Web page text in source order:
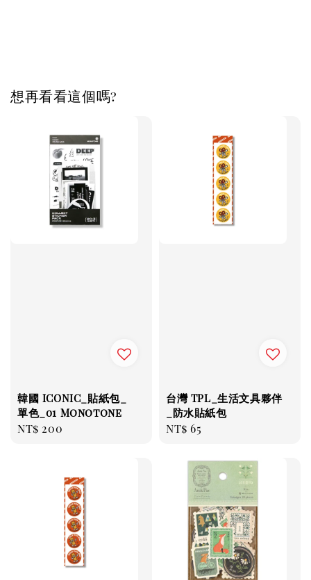
想再看看這個嗎?
韓國 ICONIC_貼紙包_
單色_01 Monotone
Regular
NT$ 200
台灣 TPL_生活文具夥伴
_防水貼紙包
Regular
NT$ 65